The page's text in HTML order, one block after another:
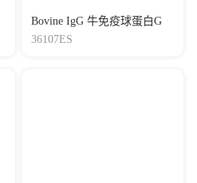
Bovine IgG 牛免疫球蛋白G
36107ES